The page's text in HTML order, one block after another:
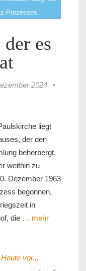
Prozesses.
es
2024
•
liegt
der den
beherbergt.
weithin zu
Dezember 1963
begonnen,
in
die … mehr
Heute vor...